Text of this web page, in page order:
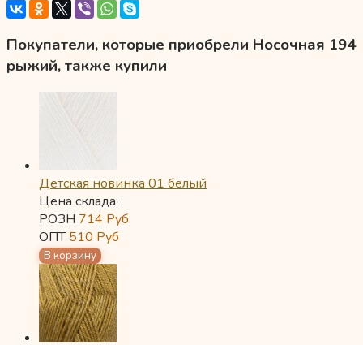
Покупатели, которые приобрели Носочная 194
рыжий, также купили
Детская новинка 01 белый
Цена склада:
РОЗН 714 Руб
ОПТ510 Руб